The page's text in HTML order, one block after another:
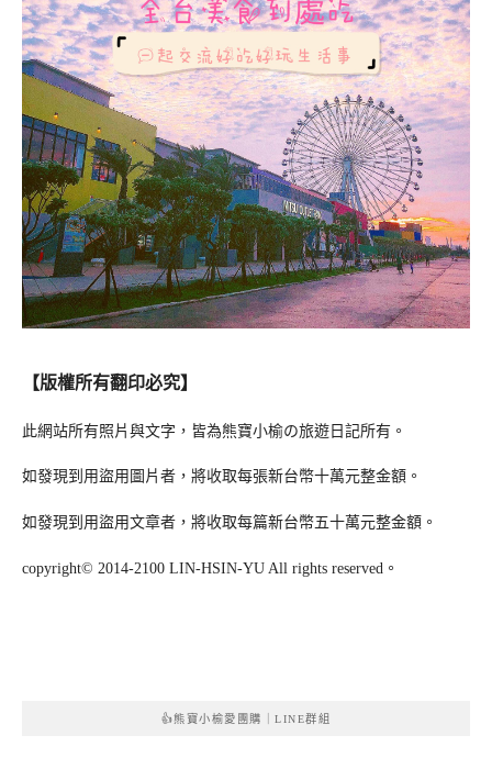
【版權所有翻印必究】
此網站所有照片與文字，皆為熊寶小榆の旅遊日記所有。
如發現到用盜用圖片者，將收取每張新台幣十萬元整金額。
如發現到用盜用文章者，將收取每篇新台幣五十萬元整金額。
copyright© 2014-2100 LIN-HSIN-YU All rights reserved。
👍熊寶小榆愛團購｜LINE群組